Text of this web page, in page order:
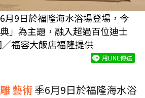
月9日於福隆海水浴場登場，今
」為主題，融入超過百位迪士
福容大飯店福隆提供
用LINE傳送
藝術季6月9日於福隆海水浴